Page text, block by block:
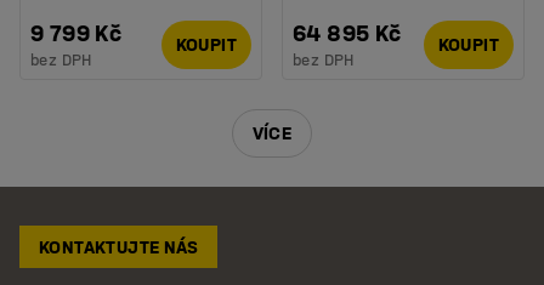
9 799 Kč
bez DPH
KOUPIT 64 895 Kč
bez DPH
KOUPIT
VÍCE
KONTAKTUJTE NÁS